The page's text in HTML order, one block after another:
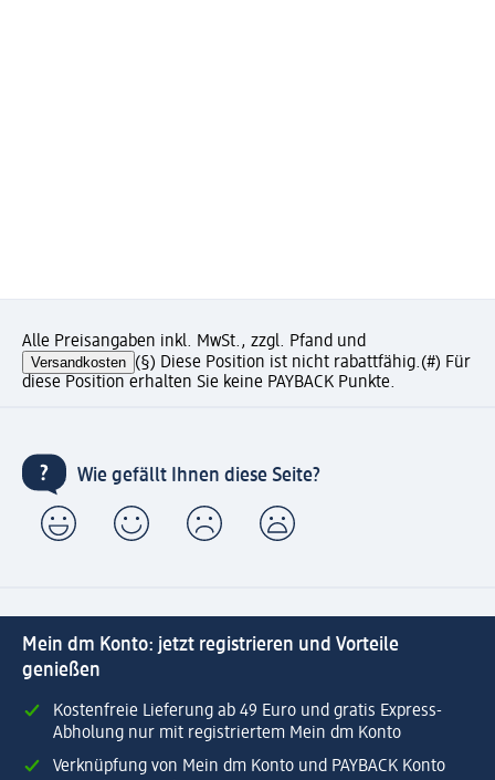
Alle Preisangaben inkl. MwSt., zzgl. Pfand und
Versandkosten (§) Diese Position ist nicht rabattfähig.(#) Für
diese Position erhalten Sie keine PAYBACK Punkte.
Wie gefällt Ihnen diese Seite?
Mein dm Konto: jetzt registrieren und Vorteile
genießen
Kostenfreie Lieferung ab 49 Euro und gratis Express-
Abholung nur mit registriertem Mein dm Konto
Verknüpfung von Mein dm Konto und PAYBACK Konto